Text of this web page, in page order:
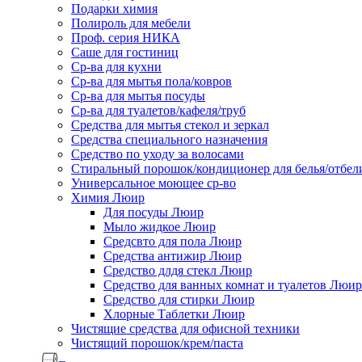
Подарки химия
Полироль для мебели
Проф. серия НИКА
Саше для гостиниц
Ср-ва для кухни
Ср-ва для мытья пола/ковров
Ср-ва для мытья посуды
Ср-ва для туалетов/кафеля/труб
Средства для мытья стекол и зеркал
Средства специального назначения
Средство по уходу за волосами
Стиральный порошок/кондиционер для белья/
Универсальное моющее ср-во
Химия Люир
Для посуды Люир
Мыло жидкое Люир
Средсвто для пола Люир
Средства антижир Люир
Средство длдя стекл Люир
Средство для ванных комнат и туалетов Люир
Средство для стирки Люир
Хлорные Таблетки Люир
Чистящие средства для офисной техники
Чистящий порошок/крем/паста